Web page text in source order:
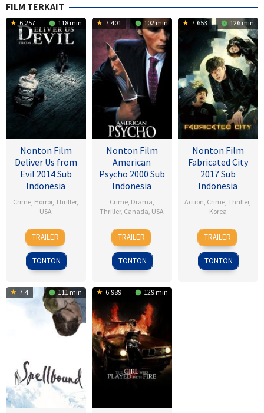
FILM TERKAIT
6.257 118 min
Nonton Film
Deliver Us from
Evil 2014 Sub
Indonesia
Crime, Horror,Thriller,
USA
1
Jul
2014
Scott
Derrickson
TRAILER
TONTON
7.401 102 min
Nonton Film
American
Psycho 2000 Sub
Indonesia
Crime, Drama,
Thriller, Canada, USA
13
Apr
2000
Mary
Harron
TRAILER
TONTON
7.653 126 min
Nonton Film
Fabricated City
2017 Sub
Indonesia
Action, Crime,Thriller,
Korea
9
Feb
2017
Lee
Hu-
bin
TRAILER
TONTON
7.4 111 min 6.989 129 min